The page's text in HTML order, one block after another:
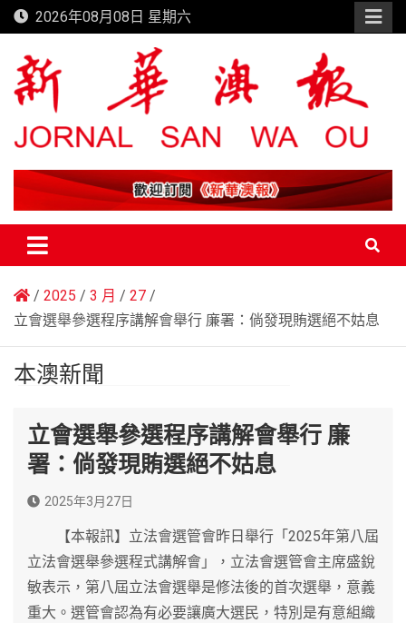
Skip
to
content
2026年08月08日 星期六
新華澳報
2025 3 月
27
立會選舉參選程序講解會舉行 廉署：倘發現賄選絕不姑息
本澳新聞
立會選舉參選程序講解會舉行 廉
署：倘發現賄選絕不姑息
2025年3月27日
【本報訊】立法會選管會昨日舉行「2025年第八屆
立法會選舉參選程式講解會」，立法會選管會主席盛銳
敏表示，第八屆立法會選舉是修法後的首次選舉，意義
重大。選管會認為有必要讓廣大選民，特別是有意組織